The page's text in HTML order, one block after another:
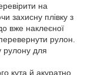
на
захисну плівку з
вже наклеєної
рулон.
рулону для
кута й акуратно